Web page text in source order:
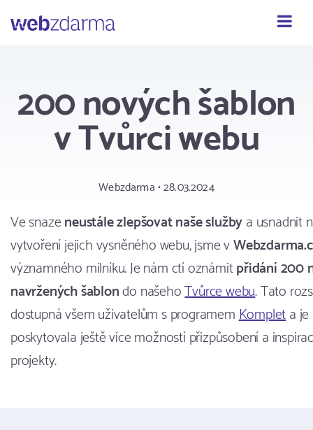
200 nových šablon
v Tvůrci webu
Webzdarma • 28.03.2024
Ve snazeneustále zlepšovat naše službya usnadnit
vytvoření jejich vysněného webu, jsme v
významného milníku. Je nám ctí oznámitpřidání 200
navržených šablondo našehoTvůrce webu. Tato
dostupná všem uživatelům s programemKompleta je
poskytovala ještě více možností přizpůsobení a
projekty.